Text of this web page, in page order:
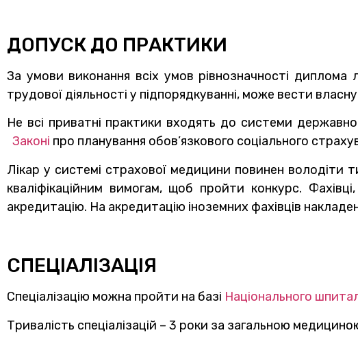
ДОПУСК ДО ПРАКТИКИ
За умови виконання всіх умов рівнозначності диплома
трудової діяльності у підпорядкуванні, може вести
Не всі приватні практики входять до системи
Законі про планування обов’язкового соціального
Лікар у системі страхової медицини повинен володіти
кваліфікаційним вимогам, щоб пройти конкурс.
акредитацію. На акредитацію іноземних фахівців
СПЕЦІАЛІЗАЦІЯ
Спеціалізацію можна пройти на базі Національного
Тривалість спеціалізацій – 3 роки за загальною